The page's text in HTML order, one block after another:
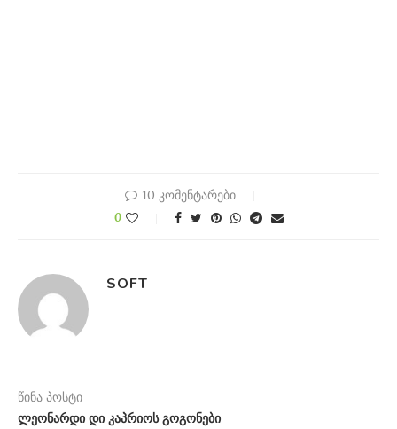
10 კომენტარები
0
SOFT
წინა პოსტი
ლეონარდი დი კაპრიოს გოგონები